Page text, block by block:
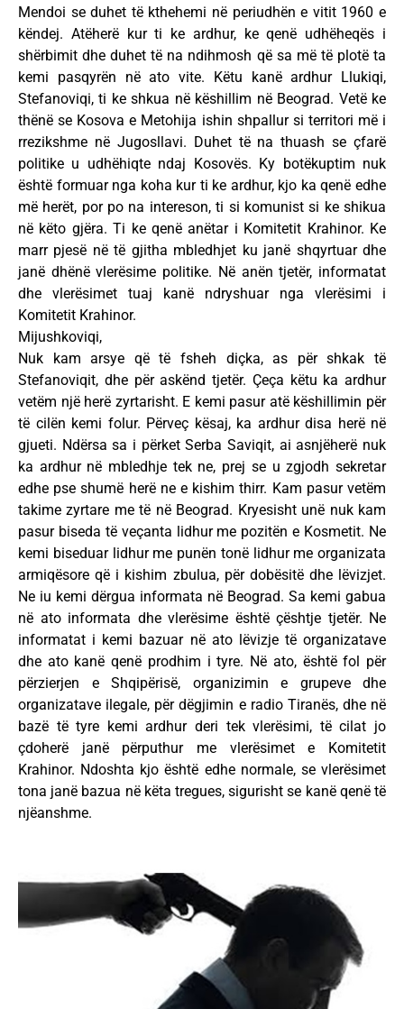
Mendoi se duhet të kthehemi në periudhën e vitit 1960 e
këndej. Atëherë kur ti ke ardhur, ke qenë udhëheqës i
shërbimit dhe duhet të na ndihmosh që sa më të plotë ta
kemi pasqyrën në ato vite. Këtu kanë ardhur Llukiqi,
Stefanoviqi, ti ke shkua në këshillim në Beograd. Vetë ke
thënë se Kosova e Metohija ishin shpallur si territori më i
rrezikshme në Jugosllavi. Duhet të na thuash se çfarë
politike u udhëhiqte ndaj Kosovës. Ky botëkuptim nuk
është formuar nga koha kur ti ke ardhur, kjo ka qenë edhe
më herët, por po na intereson, ti si komunist si ke shikua
në këto gjëra. Ti ke qenë anëtar i Komitetit Krahinor. Ke
marr pjesë në të gjitha mbledhjet ku janë shqyrtuar dhe
janë dhënë vlerësime politike. Në anën tjetër, informatat
dhe vlerësimet tuaj kanë ndryshuar nga vlerësimi i
Komitetit Krahinor.
Mijushkoviqi,
Nuk kam arsye që të fsheh diçka, as për shkak të
Stefanoviqit, dhe për askënd tjetër. Çeça këtu ka ardhur
vetëm një herë zyrtarisht. E kemi pasur atë këshillimin për
të cilën kemi folur. Përveç kësaj, ka ardhur disa herë në
gjueti. Ndërsa sa i përket Serba Saviqit, ai asnjëherë nuk
ka ardhur në mbledhje tek ne, prej se u zgjodh sekretar
edhe pse shumë herë ne e kishim thirr. Kam pasur vetëm
takime zyrtare me të në Beograd. Kryesisht unë nuk kam
pasur biseda të veçanta lidhur me pozitën e Kosmetit. Ne
kemi biseduar lidhur me punën tonë lidhur me organizata
armiqësore që i kishim zbulua, për dobësitë dhe lëvizjet.
Ne iu kemi dërgua informata në Beograd. Sa kemi gabua
në ato informata dhe vlerësime është çështje tjetër. Ne
informatat i kemi bazuar në ato lëvizje të organizatave
dhe ato kanë qenë prodhim i tyre. Në ato, është fol për
përzierjen e Shqipërisë, organizimin e grupeve dhe
organizatave ilegale, për dëgjimin e radio Tiranës, dhe në
bazë të tyre kemi ardhur deri tek vlerësimi, të cilat jo
çdoherë janë përputhur me vlerësimet e Komitetit
Krahinor. Ndoshta kjo është edhe normale, se vlerësimet
tona janë bazua në këta tregues, sigurisht se kanë qenë të
njëanshme.